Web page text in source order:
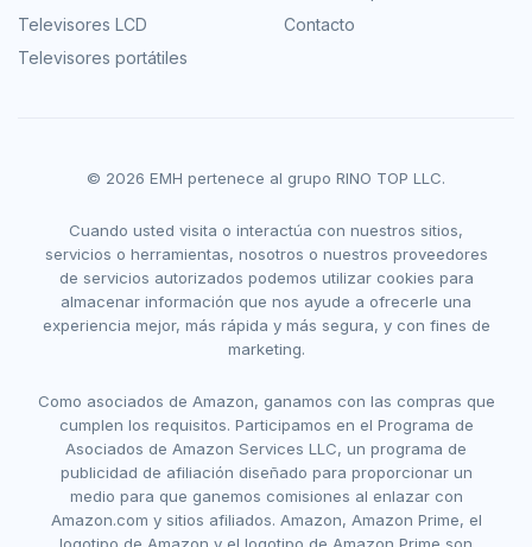
Televisores LCD
Televisores portátiles
Contacto
© 2026 EMH pertenece al grupo RINO TOP LLC.
Cuando usted visita o interactúa con nuestros sitios,
servicios o herramientas, nosotros o nuestros proveedores
de servicios autorizados podemos utilizar cookies para
almacenar información que nos ayude a ofrecerle una
experiencia mejor, más rápida y más segura, y con fines de
marketing.
Como asociados de Amazon, ganamos con las compras que
cumplen los requisitos. Participamos en el Programa de
Asociados de Amazon Services LLC, un programa de
publicidad de afiliación diseñado para proporcionar un
medio para que ganemos comisiones al enlazar con
Amazon.com y sitios afiliados. Amazon, Amazon Prime, el
logotipo de Amazon y el logotipo de Amazon Prime son